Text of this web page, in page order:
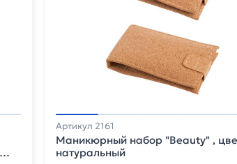
Артикул 2161
Маникюрный набор "Beauty" ,
натуральный